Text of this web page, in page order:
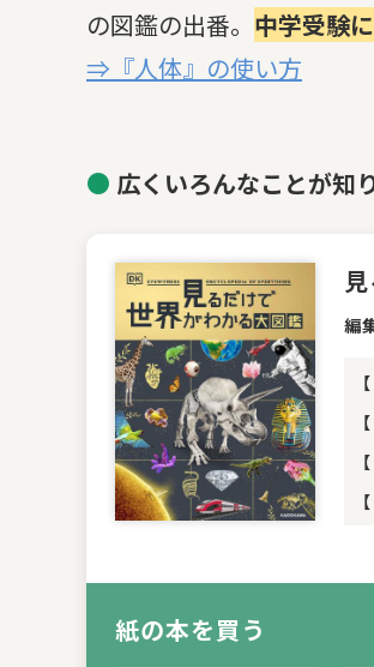
の図鑑の出番。 中学受験
⇒『人体』の使い方
● 広くいろんなことが知
編
【
【
【
【
紙の本を買う